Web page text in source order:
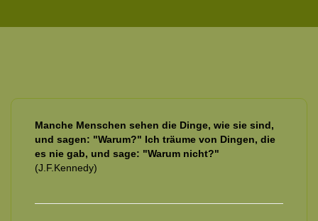
Manche Menschen sehen die Dinge, wie sie sind,
und sagen: "Warum?" Ich träume von Dingen, die
es nie gab, und sage: "Warum nicht?"
(J.F.Kennedy)